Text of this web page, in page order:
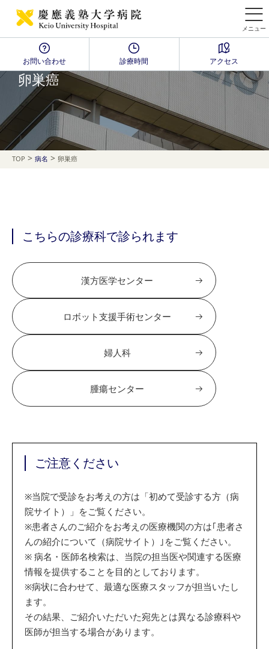
メニュー
お問い合わせ 診療時間 アクセス
Disease Name Search
卵巣癌
TOP > 病名 > 卵巣癌
こちらの診療科で診られます
漢方医学センター
ロボット支援手術センター
婦人科
腫瘍センター
ご注意ください
※当院で受診をお考えの方は「初めて受診する方（病
院サイト）」をご覧ください。
※患者さんのご紹介をお考えの医療機関の方は｢患者さ
んの紹介について（病院サイト）｣をご覧ください。
※ 病名・医師名検索は、当院の担当医や関連する医療
情報を提供することを目的としております。
※病状に合わせて、最適な医療スタッフが担当いたし
ます。
その結果、ご紹介いただいた宛先とは異なる診療科や
医師が担当する場合があります。